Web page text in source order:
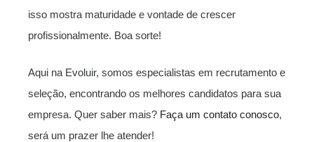
isso mostra maturidade e vontade de crescer
profissionalmente. Boa sorte!
Aqui na Evoluir, somos especialistas em recrutamento e
seleção, encontrando os melhores candidatos para sua
empresa. Quer saber mais? Faça um contato conosco,
será um prazer lhe atender!